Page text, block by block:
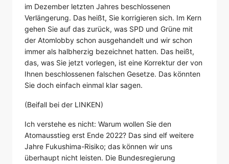
im Dezember letzten Jahres beschlossenen
Verlängerung. Das heißt, Sie korrigieren sich. Im Kern
gehen Sie auf das zurück, was SPD und Grüne mit
der Atomlobby schon ausgehandelt und wir schon
immer als halbherzig bezeichnet hatten. Das heißt,
das, was Sie jetzt vorlegen, ist eine Korrektur der von
Ihnen beschlossenen falschen Gesetze. Das könnten
Sie doch einfach einmal klar sagen.
(Beifall bei der LINKEN)
Ich verstehe es nicht: Warum wollen Sie den
Atomausstieg erst Ende 2022? Das sind elf weitere
Jahre Fukushima-Risiko; das können wir uns
überhaupt nicht leisten. Die Bundesregierung